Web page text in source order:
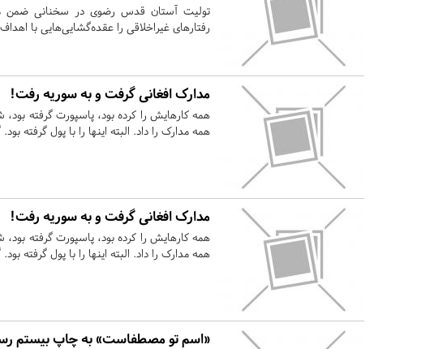
تولیت آستان قدس رضوی در سخنانی ضمن
رفتارهای غیراخلاقی را عقده‌گشایی‌هایی با
مدارک افغانی گرفت و به سوریه رفت!
همه کارهایش را کرده بود، پاسپورت گرفته بود،
همه مدارک را داد. البته اینها را با پول گرفته
مدارک افغانی گرفت و به سوریه رفت!
همه کارهایش را کرده بود، پاسپورت گرفته بود،
همه مدارک را داد. البته اینها را با پول گرفته
«اسم تو مصطفاست» به چاپ بیستم